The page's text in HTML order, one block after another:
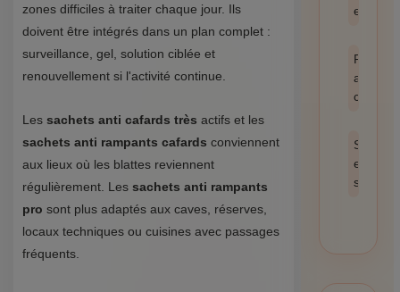
zones difficiles à traiter chaque jour. Ils
doivent être intégrés dans un plan complet :
surveillance, gel, solution ciblée et
renouvellement si l'activité continue.
Les sachets anti cafards très actifs et les
sachets anti rampants cafards conviennent
aux lieux où les blattes reviennent
régulièrement. Les sachets anti rampants
pro sont plus adaptés aux caves, réserves,
locaux techniques ou cuisines avec passages
fréquents.
et
Produit
anti
cafards
Santé
et
sécurité